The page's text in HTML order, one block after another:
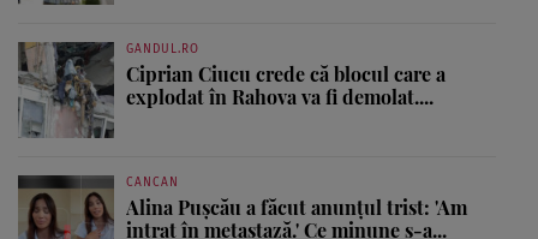
GANDUL.RO
Ciprian Ciucu crede că blocul care a
explodat în Rahova va fi demolat....
CANCAN
Alina Pușcău a făcut anunțul trist: 'Am
intrat în metastază.' Ce minune s-a...